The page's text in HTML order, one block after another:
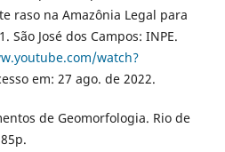
raso na Amazônia Legal para
São José dos Campos: INPE.
watch?
em: 27 ago. de 2022.
de Geomorfologia. Rio de